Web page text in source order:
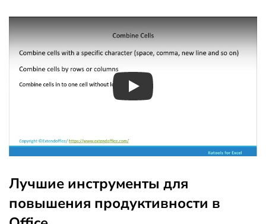
Play
Лучшие инструменты для
повышения продуктивности в